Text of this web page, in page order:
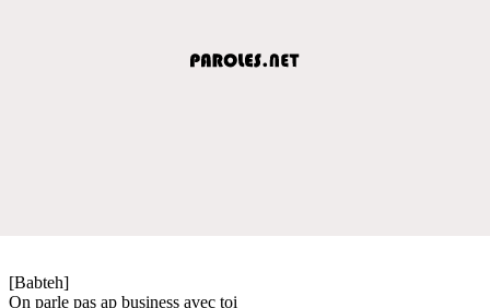
[Babteh]
On parle pas ap business avec toi